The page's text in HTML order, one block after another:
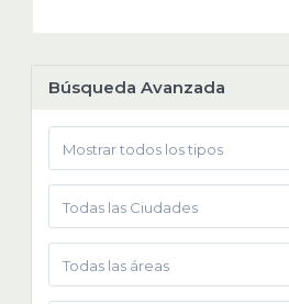
Búsqueda Avanzada
Mostrar todos los tipos
Todas las Ciudades
Todas las áreas